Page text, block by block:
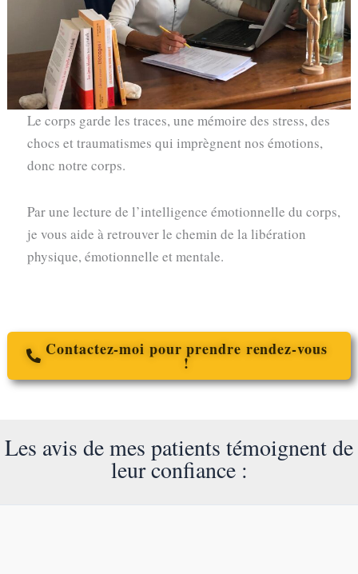
Le corps garde les traces, une mémoire des stress, des
chocs et traumatismes qui imprègnent nos émotions,
donc notre corps.
Par une lecture de l’intelligence émotionnelle du corps,
je vous aide à retrouver le chemin de la libération
physique, émotionnelle et mentale.
Contactez-moi pour prendre rendez-vous
!
Les avis de mes patients témoignent de
leur confiance :